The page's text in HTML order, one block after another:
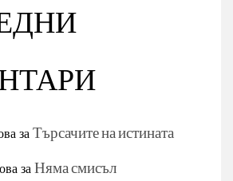
заТърсачите на истината
заНяма смисъл